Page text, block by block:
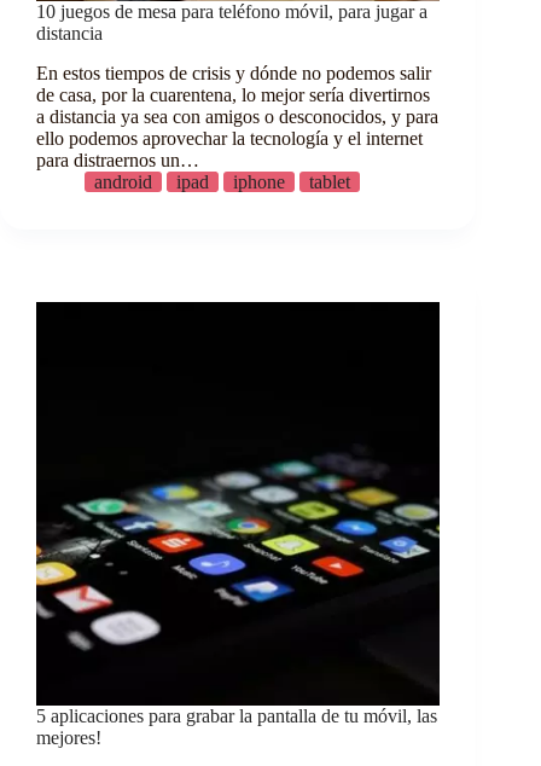
10 juegos de mesa para teléfono móvil, para jugar a
distancia
En estos tiempos de crisis y dónde no podemos salir
de casa, por la cuarentena, lo mejor sería divertirnos
a distancia ya sea con amigos o desconocidos, y para
ello podemos aprovechar la tecnología y el internet
para distraernos un…
android
ipad iphone tablet
5 aplicaciones para grabar la pantalla de tu móvil, las
mejores!